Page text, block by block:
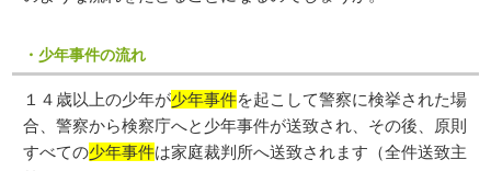
・少年事件の流れ
１４歳以上の少年が少年事件を起こして警察に検挙された場
合、警察から検察庁へと少年事件が送致され、その後、原則
すべての少年事件は家庭裁判所へ送致されます（全件送致主